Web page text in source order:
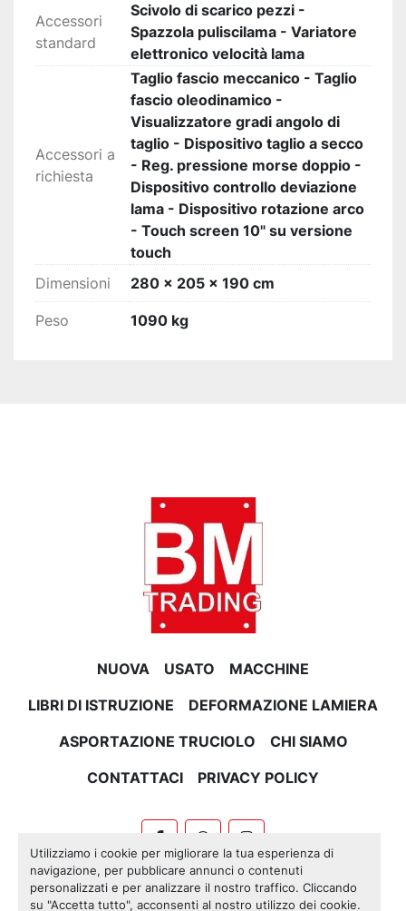
Utilizziamo i cookie per migliorare la tua esperienza di
navigazione, per pubblicare annunci o contenuti
personalizzati e per analizzare il nostro traffico. Cliccando
su "Accetta tutto", acconsenti al nostro utilizzo dei cookie.
Accessori
standard
Scivolo di scarico pezzi -
Spazzola puliscilama - Variatore
elettronico velocità lama
Accessori a
richiesta
Taglio fascio meccanico - Taglio
fascio oleodinamico -
Visualizzatore gradi angolo di
taglio - Dispositivo taglio a secco
- Reg. pressione morse doppio -
Dispositivo controllo deviazione
lama - Dispositivo rotazione arco
- Touch screen 10" su versione
touch
Dimensioni
280 x 205 x 190 cm
Peso 1090 kg
NUOVA USATO
MACCHINE
LIBRI DI ISTRUZIONE
DEFORMAZIONE LAMIERA
ASPORTAZIONE TRUCIOLO
CHI SIAMO
CONTATTACI
PRIVACY POLICY
facebookwhatsappinstagram
Machinio System sito web diMachinio